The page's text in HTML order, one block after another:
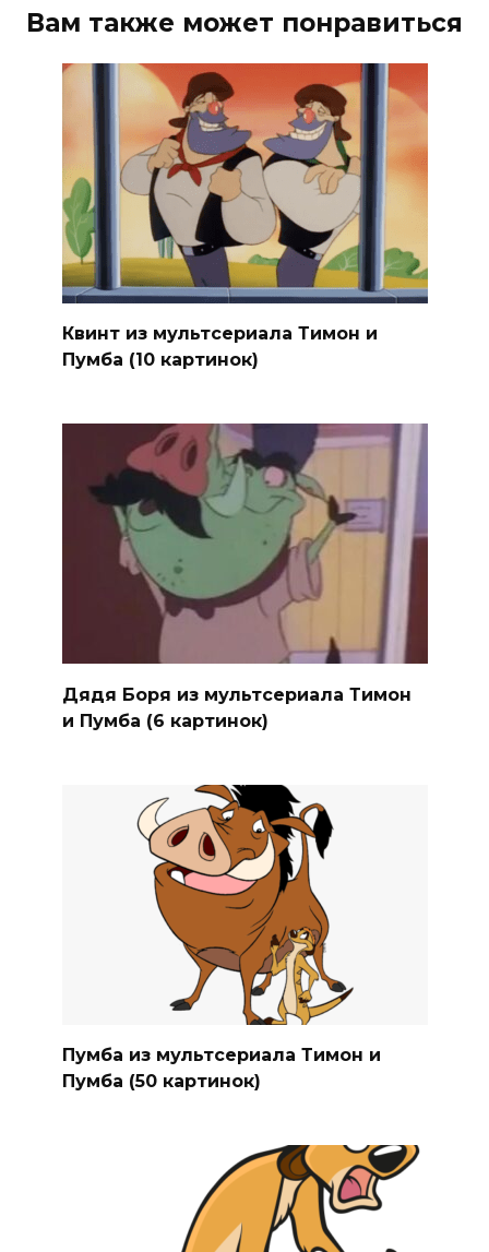
Вам также может понравиться
Квинт из мультсериала Тимон и
Пумба (10 картинок)
Дядя Боря из мультсериала Тимон
и Пумба (6 картинок)
Пумба из мультсериала Тимон и
Пумба (50 картинок)